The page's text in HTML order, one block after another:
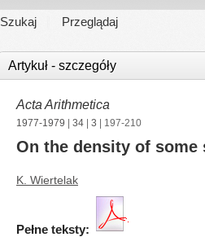
Szukaj Przeglądaj
Artykuł - szczegóły
Acta Arithmetica
1977-1979 34 3 | 197-210
On the density of some
K. Wiertelak
Pełne teksty: